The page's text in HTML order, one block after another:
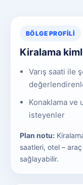
BÖLGE PROFILI
Kiralama
Varış saati ile
Konaklama ve
isteyenler
Plan notu:
saatleri, otel – araç
sağlayabilir.